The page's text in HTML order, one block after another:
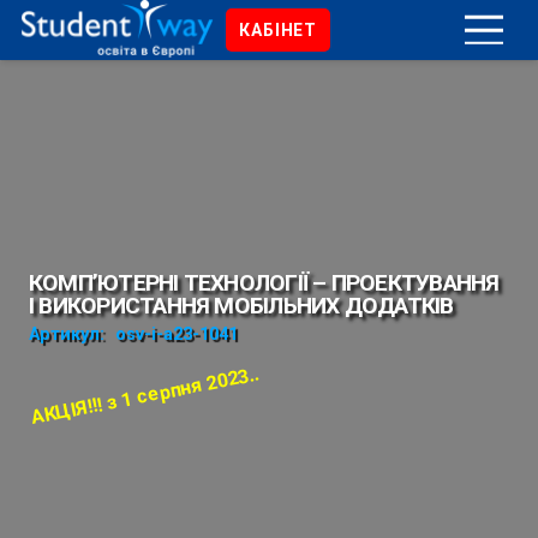
КАБІНЕТ
КОМП’ЮТЕРНІ ТЕХНОЛОГІЇ – ПРОЕКТУВАННЯ
І ВИКОРИСТАННЯ МОБІЛЬНИХ ДОДАТКІВ
Артикул: osv-i-a23-1041
АКЦІЯ!!! з 1 серпня 2023..